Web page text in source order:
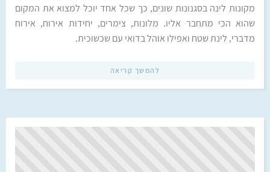
מקונות לינה בסגנונות שונים, כך שכל אחד יוכל למצוא את המקום
שהוא הכי מתחבר אליו. מלונות, צימרים, יחידות אירוח, אירוח
מדברי, לינת שטח ואפילו אוהל בדואי עם שכשוכית.
להמשך קריאה